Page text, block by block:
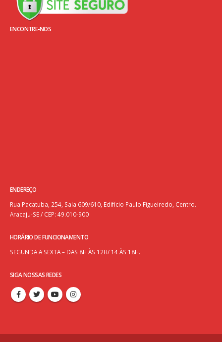
ENCONTRE-NOS
ENDEREÇO
Rua Pacatuba, 254, Sala 609/610, Edifício Paulo Figueiredo, Centro.
Aracaju-SE / CEP: 49.010-900
HORÁRIO DE FUNCIONAMENTO
SEGUNDA A SEXTA – DAS 8H ÀS 12H/ 14 ÀS 18H.
SIGA NOSSAS REDES